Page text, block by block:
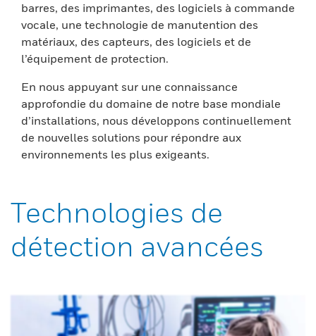
barres, des imprimantes, des logiciels à commande
vocale, une technologie de manutention des
matériaux, des capteurs, des logiciels et de
l’équipement de protection.
En nous appuyant sur une connaissance
approfondie du domaine de notre base mondiale
d’installations, nous développons continuellement
de nouvelles solutions pour répondre aux
environnements les plus exigeants.
Technologies de
détection avancées